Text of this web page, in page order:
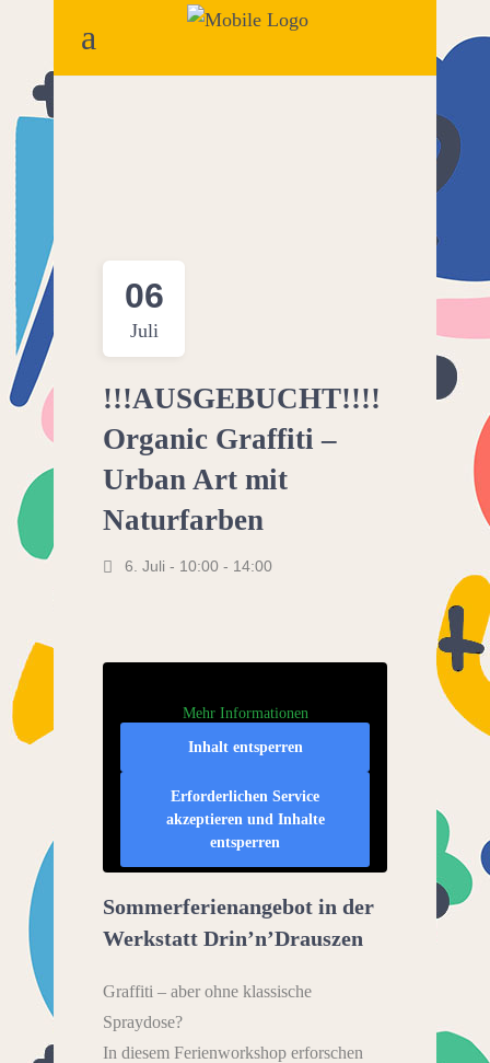
06
Juli
!!!AUSGEBUCHT!!!!
Organic Graffiti –
Urban Art mit
Naturfarben
6. Juli - 10:00 - 14:00
Mehr Informationen
Inhalt entsperren
Erforderlichen Service
akzeptieren und Inhalte
entsperren
Sommerferienangebot in der
Werkstatt Drin’n’Drauszen
Graffiti – aber ohne klassische
Spraydose?
In diesem Ferienworkshop erforschen